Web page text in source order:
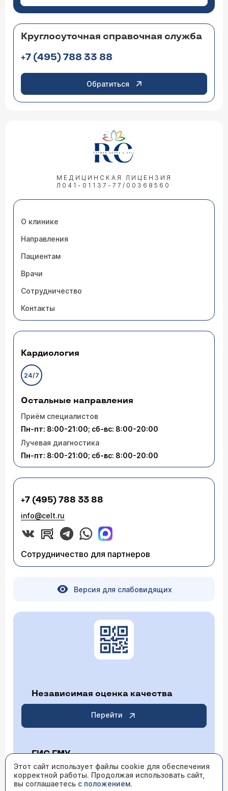
Круглосуточная справочная служба
+7 (495) 788 33 88
Обратиться
МЕДИЦИНСКАЯ ЛИЦЕНЗИЯ
Л041-01137-77/00368560
О клинике
Направления
Пациентам
Врачи
Сотрудничество
Контакты
Кардиология
24/7
Остальные направления
Приём специалистов
Пн-пт: 8:00-21:00; сб-вс: 8:00-20:00
Лучевая диагностика
Пн-пт: 8:00-21:00; сб-вс: 8:00-20:00
+7 (495) 788 33 88
info@celt.ru
Сотрудничество для партнеров
Версия для слабовидящих
Независимая оценка качества
Перейти
ГИС ГМУ
Перейти
Этот сайт использует файлы cookie для обеспечения
корректной работы. Продолжая использовать сайт,
вы соглашаетесь с положением.